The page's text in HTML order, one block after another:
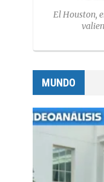
El Houston,
MUNDO